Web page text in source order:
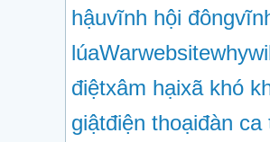
hậuvĩnh hội đông
lúaWarwebsitewhy
điệtxâm hạixã khó
giậtđiện thoạiđàn ca